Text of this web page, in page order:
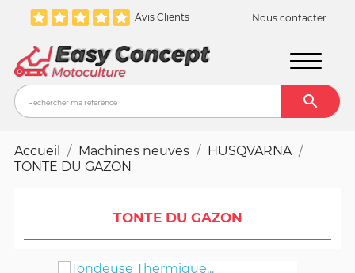
Avis Clients Nous contacter

Accueil Machines neuves
HUSQVARNA
TONTE DU GAZON
TONTE DU GAZON